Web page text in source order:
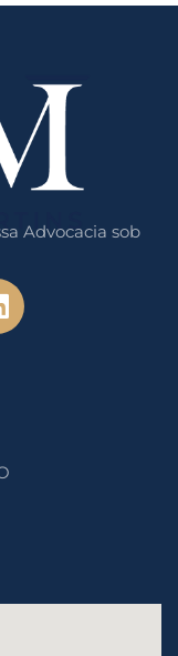
Advocacia sob